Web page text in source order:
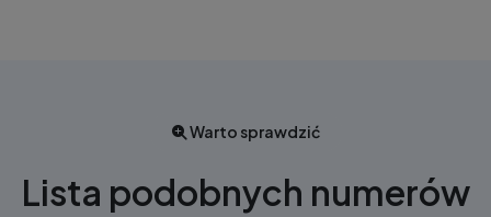
Warto sprawdzić
Lista podobnych numerów